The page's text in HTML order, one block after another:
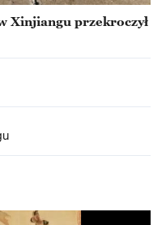
Xinjiangu przekroczył